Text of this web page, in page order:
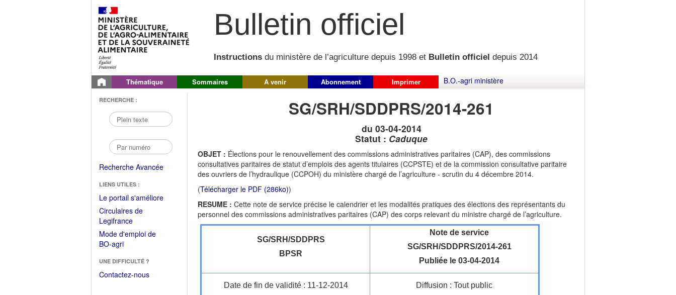
Bulletin officiel
Instructions du ministère de l’agriculture depuis 1998 et Bulletin officiel depuis 2014
Thématique Sommaires A venir Abonnement Imprimer B.O.-agri ministère
RECHERCHE :
Recherche Avancée
LIENS UTILES :
Le portail s'améliore(Fichier
Circulaires de
Legifrance(Ouvrir
dans
une
fenêtre)
Mode d'emploi de
BO-agri(Ouvrir
une
nouvelle
UNE DIFFICULTÉ ?
Contactez-nous
SG/SRH/SDDPRS/2014-261
du 03-04-2014
Statut : Caduque
OBJET : Élections pour le renouvellement des commissions administratives paritaires (CAP), des commissions
consultatives paritaires de statut d’emplois des agents titulaires (CCPSTE) et de la commission consultative paritaire
des ouvriers de l’hydraulique (CCPOH) du ministère chargé de l’agriculture - scrutin du 4 décembre 2014.
(Télécharger le PDF (286ko))
RESUME : Cette note de service précise le calendrier et les modalités pratiques des élections des représentants du
personnel des commissions administratives paritaires (CAP) des corps relevant du ministre chargé de l’agriculture.
SG/SRH/SDDPRS
BPSR
Note de service
SG/SRH/SDDPRS/2014-261
Publiée le 03-04-2014
Date de fin de validité : 11-12-2014 Diffusion : Tout public